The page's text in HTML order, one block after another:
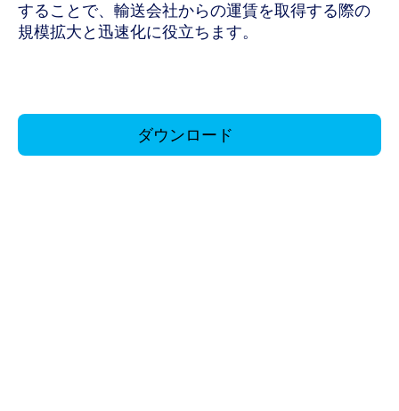
することで、輸送会社からの運賃を取得する際の
規模拡大と迅速化に役立ちます。
ダウンロード